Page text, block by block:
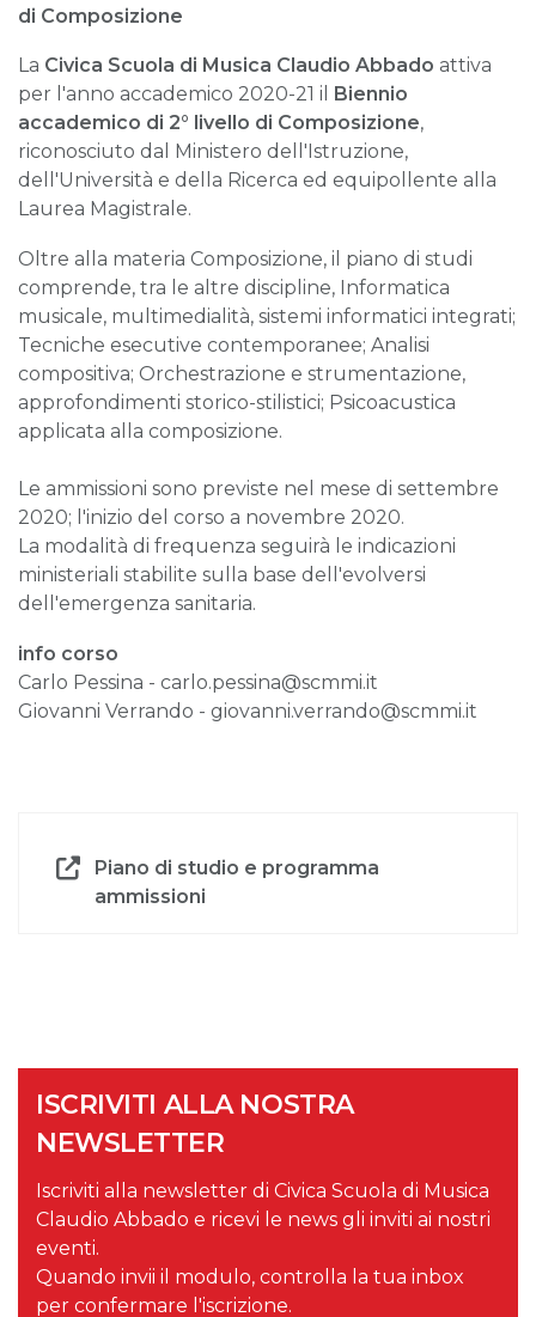
di Composizione
La Civica Scuola di Musica Claudio Abbado attiva
per l'anno accademico 2020-21 il
Biennio
accademico di 2° livello di Composizione,
riconosciuto dal Ministero dell'Istruzione,
dell'Università e della Ricerca ed equipollente alla
Laurea Magistrale.
Oltre alla materia Composizione, il piano di studi
comprende, tra le altre discipline, Informatica
musicale, multimedialità, sistemi informatici integrati;
Tecniche esecutive contemporanee; Analisi
compositiva; Orchestrazione e strumentazione,
approfondimenti storico-stilistici; Psicoacustica
applicata alla composizione.
Le ammissioni sono previste nel mese di settembre
2020; l'inizio del corso a novembre 2020.
La modalità di frequenza seguirà le indicazioni
ministeriali stabilite sulla base dell'evolversi
dell'emergenza sanitaria.
info corso
Carlo Pessina - carlo.pessina@scmmi.it
Giovanni Verrando - giovanni.verrando@scmmi.it
Piano di studio e programma
ammissioni
ISCRIVITI ALLA NOSTRA
NEWSLETTER
Iscriviti alla newsletter di Civica Scuola di Musica
Claudio Abbado e ricevi le news gli inviti ai nostri
eventi.
Quando invii il modulo, controlla la tua inbox
per confermare l'iscrizione.